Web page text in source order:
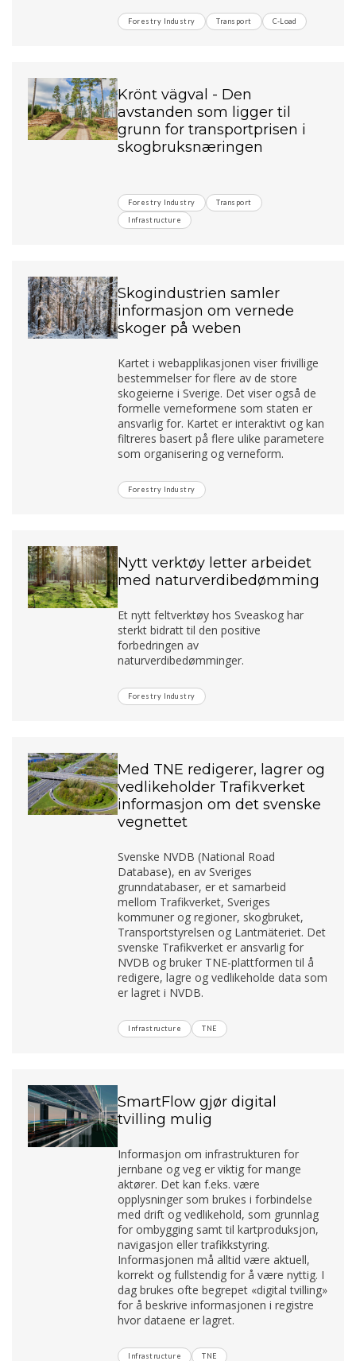
Forestry Industry Transport C-Load
Krönt vägval - Den
avstanden som ligger til
grunn for transportprisen i
skogbruksnæringen
Forestry Industry
Transport
Infrastructure
Skogindustrien samler
informasjon om vernede
skoger på weben
Kartet i webapplikasjonen viser frivillige
bestemmelser for flere av de store
skogeierne i Sverige. Det viser også de
formelle verneformene som staten er
ansvarlig for. Kartet er interaktivt og kan
filtreres basert på flere ulike parametere
som organisering og verneform.
Forestry Industry
Nytt verktøy letter arbeidet
med naturverdibedømming
Et nytt feltverktøy hos Sveaskog har
sterkt bidratt til den positive
forbedringen av
naturverdibedømminger.
Forestry Industry
Med TNE redigerer, lagrer og
vedlikeholder Trafikverket
informasjon om det svenske
vegnettet
Svenske NVDB (National Road
Database), en av Sveriges
grunndatabaser, er et samarbeid
mellom Trafikverket, Sveriges
kommuner og regioner, skogbruket,
Transportstyrelsen og Lantmäteriet. Det
svenske Trafikverket er ansvarlig for
NVDB og bruker TNE-plattformen til å
redigere, lagre og vedlikeholde data som
er lagret i NVDB.
Infrastructure TNE
SmartFlow gjør digital
tvilling mulig
Informasjon om infrastrukturen for
jernbane og veg er viktig for mange
aktører. Det kan f.eks. være
opplysninger som brukes i forbindelse
med drift og vedlikehold, som grunnlag
for ombygging samt til kartproduksjon,
navigasjon eller trafikkstyring.
Informasjonen må alltid være aktuell,
korrekt og fullstendig for å være nyttig. I
dag brukes ofte begrepet «digital tvilling»
for å beskrive informasjonen i registre
hvor dataene er lagret.
Infrastructure TNE